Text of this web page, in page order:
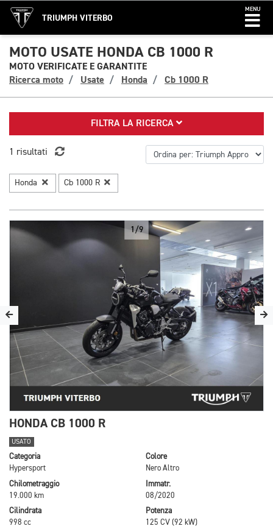
TRIUMPH VITERBO
MENU
MOTO USATE HONDA CB 1000 R
MOTO VERIFICATE E GARANTITE
Ricerca moto
Usate Honda Cb 1000 R
FILTRA LA RICERCA
1 risultati
Honda Cb 1000 R
1/9
HONDA CB 1000 R
USATO
Categoria
Hypersport
Colore
Nero Altro
Chilometraggio
19.000 km
Immatr.
08/2020
Cilindrata
998 cc
Potenza
125 CV (92 kW)